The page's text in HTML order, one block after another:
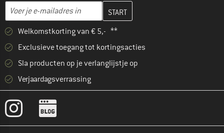
Voer je e-mailadres in
Vul je e-mailadres hier in en maak in de volgende stap je
Welkomstkorting van € 5,- **
Exclusieve toegang tot kortingsacties
Sla producten op je verlanglijstje op
Verjaardagsverrassing